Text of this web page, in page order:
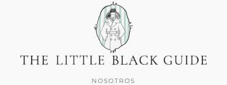
NOSOTROS